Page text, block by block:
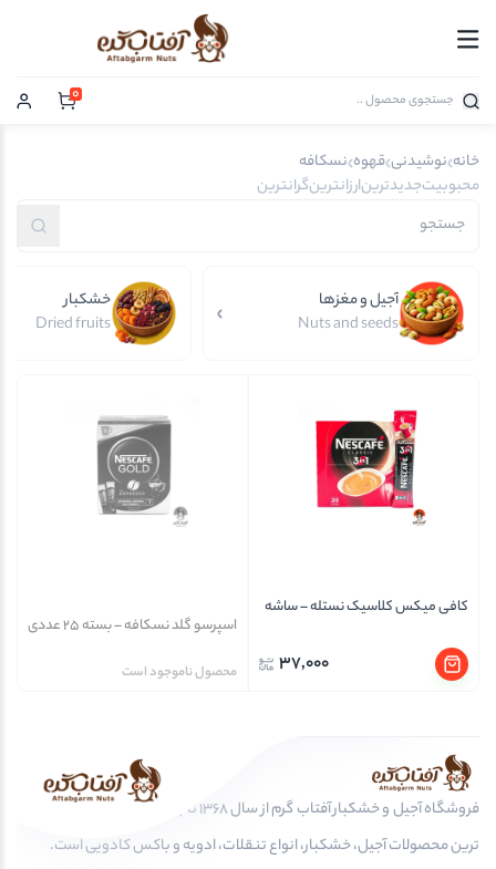
0
خانه نوشیدنی قهوه نسکافه
محبوبیتجدیدترینارزانترینگرانترین
آجیل و مغزها
Nuts and seeds
خشکبار
Dried fruits
کافی میکس کلاسیک نستله – ساشه
37,000
اسپرسو گلد نسکافه – بسته 25 عددی
محصول ناموجود است
فروشگاه آجیل و خشکبار آفتاب گرم از سال 1368 تا به امروز، عرضه کننده مرغوب
ترین محصولات آجیل، خشکبار، انواع تنقلات، ادویه و باکس کادویی است.